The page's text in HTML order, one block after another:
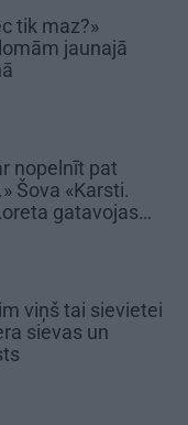
tik maz?»
jaunajā
pat
«Karsti.
gatavojas
viņš tai sievietei
sievas un